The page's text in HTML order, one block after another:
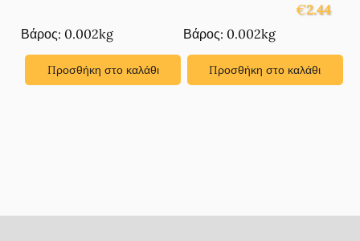
Βάρος: 0.002kg
Προσθήκη στο καλάθι
€2.44
Βάρος: 0.002kg
Προσθήκη στο καλάθι